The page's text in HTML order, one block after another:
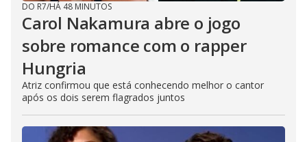
DO R7/HÁ 48 MINUTOS
Carol Nakamura abre o jogo
sobre romance com o rapper
Hungria
Atriz confirmou que está conhecendo melhor o cantor
após os dois serem flagrados juntos